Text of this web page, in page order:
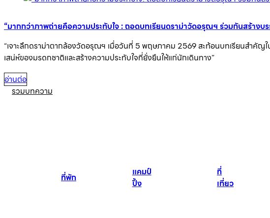
“มากกว่าภาพถ่ายคือความประทับใจ : ถอดบทเรียนดราม่าวัดอรุณฯ ร่วมกันสร้างบ
“เจาะลึกดราม่าตากล้องวัดอรุณฯ เมื่อวันที่ 5 พฤษภาคม 2569 สะท้อนบทเรียนสำคั
เสน่ห์ของมรดกชาติและสร้างความประทับใจที่ยั่งยืนให้แก่นักเดินทาง”
อ่านต่อ
รวมบทความ
ที่พัก
แคมป์
ปิ้ง
ที่
เที่ยว